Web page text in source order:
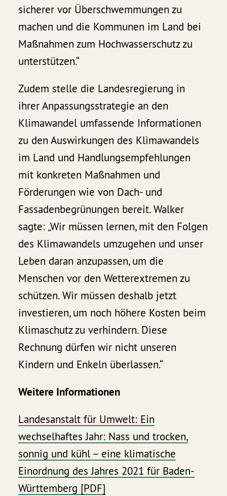
sicherer vor Überschwemmungen zu
machen und die Kommunen im Land bei
Maßnahmen zum Hochwasserschutz zu
unterstützen.“
Zudem stelle die Landesregierung in
ihrer Anpassungsstrategie an den
Klimawandel umfassende Informationen
zu den Auswirkungen des Klimawandels
im Land und Handlungsempfehlungen
mit konkreten Maßnahmen und
Förderungen wie von Dach- und
Fassadenbegrünungen bereit. Walker
sagte: „Wir müssen lernen, mit den Folgen
des Klimawandels umzugehen und unser
Leben daran anzupassen, um die
Menschen vor den Wetterextremen zu
schützen. Wir müssen deshalb jetzt
investieren, um noch höhere Kosten beim
Klimaschutz zu verhindern. Diese
Rechnung dürfen wir nicht unseren
Kindern und Enkeln überlassen.“
Weitere Informationen
Landesanstalt für Umwelt: Ein
wechselhaftes Jahr: Nass und trocken,
sonnig und kühl – eine klimatische
Einordnung des Jahres 2021 für Baden-
Württemberg [PDF]